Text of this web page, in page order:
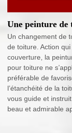
Une peinture de
Un changement de
de toiture. Action
couverture, la
pour toiture ne
préférable de
l’étanchéité de la
vous guide et
beau et admirable